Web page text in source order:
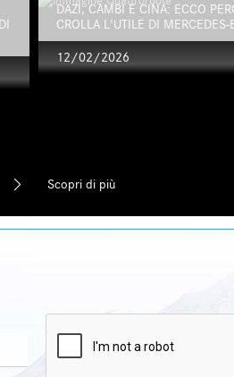
DAZI, CAMBI E CINA: ECCO
CROLLA L'UTILE DI MERCEDES-
12/02/2026
Scopri di più